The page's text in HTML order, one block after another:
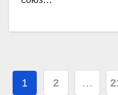
Навигация
1 2 …